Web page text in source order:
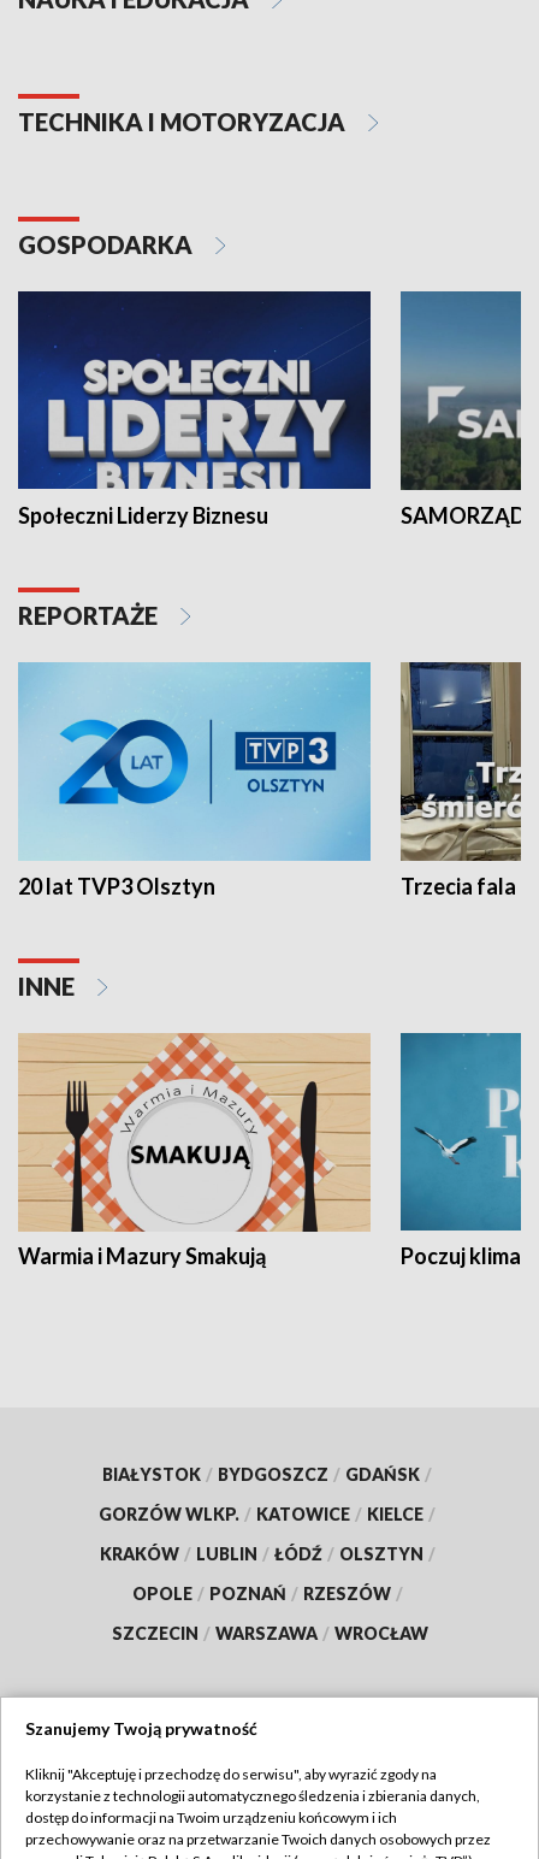
TECHNIKA I MOTORYZACJA
GOSPODARKA
Społeczni Liderzy Biznesu SAMORZĄD
REPORTAŻE
20 lat TVP3 Olsztyn Trzecia fala -
INNE
Warmia i Mazury Smakują Poczuj klimat
BIAŁYSTOK / BYDGOSZCZ / GDAŃSK /
GORZÓW WLKP. / KATOWICE / KIELCE /
KRAKÓW / LUBLIN / ŁÓDŹ / OLSZTYN /
OPOLE / POZNAŃ / RZESZÓW /
SZCZECIN / WARSZAWA / WROCŁAW
TVP
Abonament TVP
Regulamin TVP
Szanujemy Twoją prywatność
Kliknij "Akceptuję i przechodzę do serwisu", aby wyrazić zgody na
korzystanie z technologii automatycznego śledzenia i zbierania danych,
dostęp do informacji na Twoim urządzeniu końcowym i ich
przechowywanie oraz na przetwarzanie Twoich danych osobowych przez